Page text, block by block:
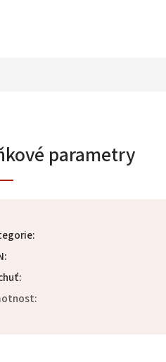
parametry
:
:
:
: